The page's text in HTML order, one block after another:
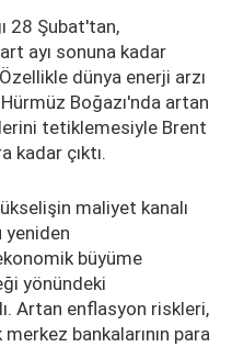
28 Şubat'tan,
ayı sonuna kadar
dünya enerji arzı
Boğazı'nda artan
tetiklemesiyle Brent
kadar çıktı.
maliyet kanalı
yeniden
büyüme
yönündeki
Artan enflasyon riskleri,
bankalarının para